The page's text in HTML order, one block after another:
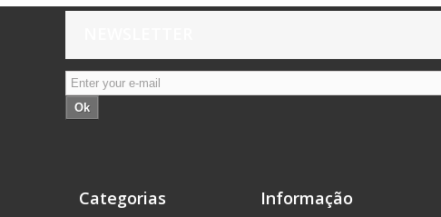
Ok
Categorias Informação